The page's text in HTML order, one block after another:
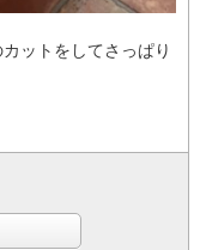
ットをしてさっぱり